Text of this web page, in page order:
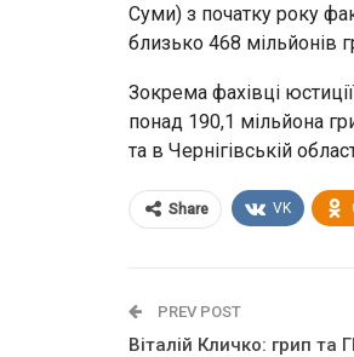
Суми) з початку року
близько 468 мільйонів
Зокрема фахівці
понад 190,1 мільйона
та в Чернігівській
Share VK
PREV POST
Віталій Кличко: грип та